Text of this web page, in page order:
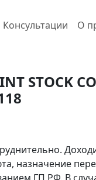
Консультации О
STOCK
назначение